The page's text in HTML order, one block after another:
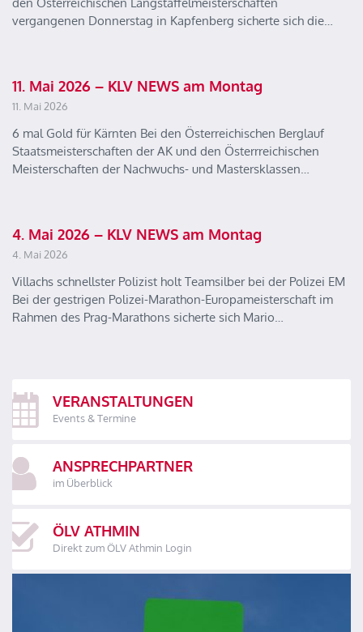
vergangenen Donnerstag in Kapfenberg sicherte sich die…
11. Mai 2026 – KLV NEWS am Montag
11. Mai 2026
6 mal Gold für Kärnten Bei den Österreichischen Berglauf
Staatsmeisterschaften der AK und den Österrreichischen
Meisterschaften der Nachwuchs- und Mastersklassen…
4. Mai 2026 – KLV NEWS am Montag
4. Mai 2026
Villachs schnellster Polizist holt Teamsilber bei der Polizei EM
Bei der gestrigen Polizei-Marathon-Europameisterschaft im
Rahmen des Prag-Marathons sicherte sich Mario…
VERANSTALTUNGEN
Events & Termine
ANSPRECHPARTNER
im Überblick
ÖLV ATHMIN
Direkt zum ÖLV Athmin Login